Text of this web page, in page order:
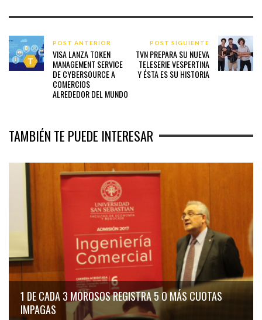
POST ANTERIOR
VISA LANZA TOKEN
MANAGEMENT SERVICE
DE CYBERSOURCE A
COMERCIOS
ALREDEDOR DEL MUNDO
POST SIGUIENTE
TVN PREPARA SU NUEVA
TELESERIE VESPERTINA
Y ÉSTA ES SU HISTORIA
TAMBIÉN TE PUEDE INTERESAR
1 DE CADA 3 MOROSOS REGISTRA 5 O MÁS CUOTAS
IMPAGAS